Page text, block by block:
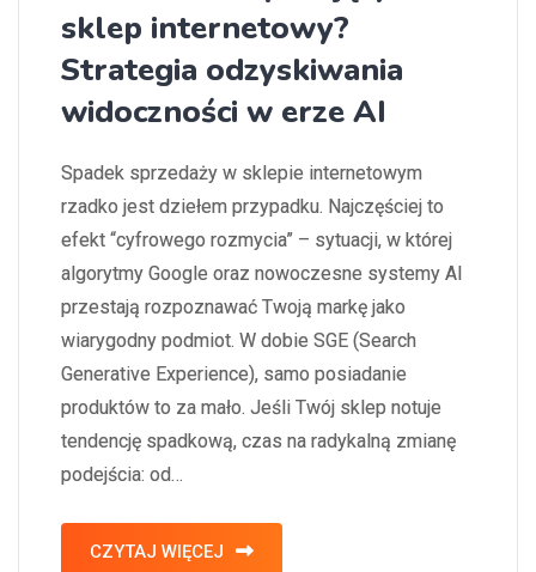
sklep internetowy?
Strategia odzyskiwania
widoczności w erze AI
Spadek sprzedaży w sklepie internetowym
rzadko jest dziełem przypadku. Najczęściej to
efekt “cyfrowego rozmycia” – sytuacji, w której
algorytmy Google oraz nowoczesne systemy AI
przestają rozpoznawać Twoją markę jako
wiarygodny podmiot. W dobie SGE (Search
Generative Experience), samo posiadanie
produktów to za mało. Jeśli Twój sklep notuje
tendencję spadkową, czas na radykalną zmianę
podejścia: od…
CZYTAJ WIĘCEJ